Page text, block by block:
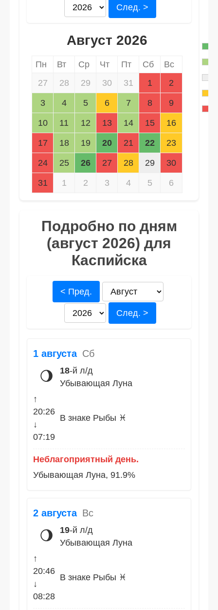
След. >
Август 2026
Пн Вт Ср Чт Пт Сб
Вс
27
28 29 30 31 1 2
3 4 5 6 7 8 9
10 11 12 13 14 15 16
17 18 19 20 21 22 23
24 25 26 27 28 29 30
31 1 2 3 4 5 6
Подробно по дням
(август 2026) для
Каспийска
< Пред.
След. >
1 августа Сб
🌖 18-й л/д
Убывающая Луна
↑
20:26
↓
07:19
В знаке Рыбы ♓
Неблагоприятный день.
Убывающая Луна, 91.9%
2 августа Вс
🌖 19-й л/д
Убывающая Луна
↑
20:46
↓
08:28
В знаке Рыбы ♓